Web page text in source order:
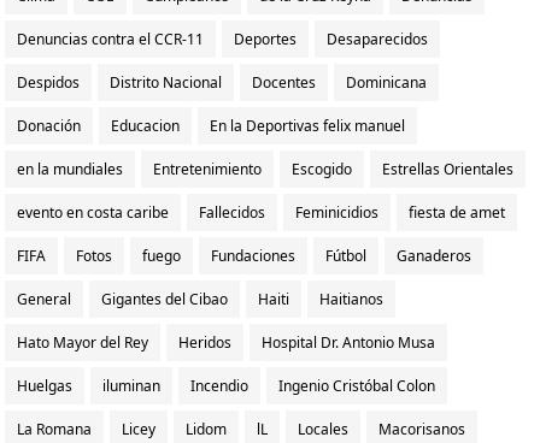
Denuncias contra el CCR-11 Deportes Desaparecidos
Despidos Distrito Nacional Docentes Dominicana
Donación Educacion En la Deportivas felix manuel
en la mundiales Entretenimiento Escogido Estrellas Orientales
evento en costa caribe Fallecidos Feminicidios fiesta de amet
FIFA Fotos fuego Fundaciones Fútbol Ganaderos
General Gigantes del Cibao Haiti Haitianos
Hato Mayor del Rey Heridos Hospital Dr. Antonio Musa
Huelgas iluminan Incendio Ingenio Cristóbal Colon
La Romana Licey Lidom lL Locales Macorisanos